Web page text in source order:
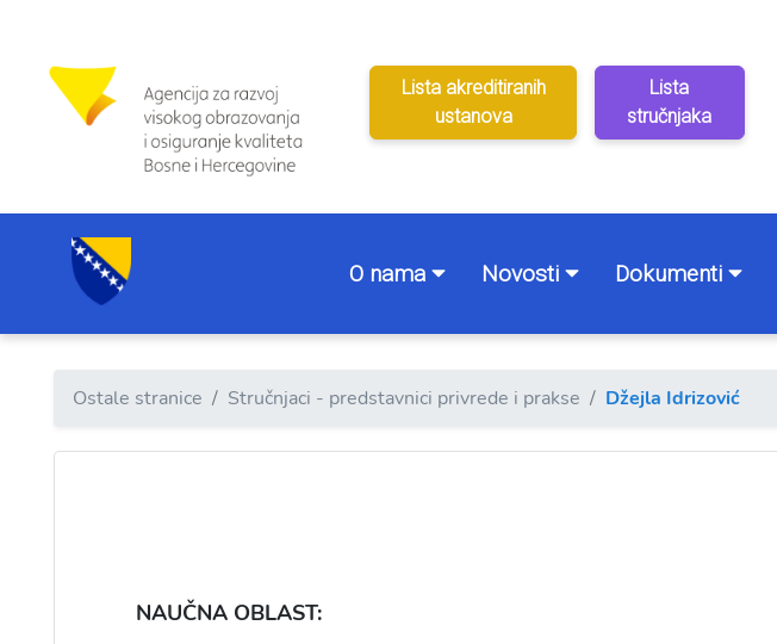
Lista akreditiranih
ustanova
Lista
stručnjaka
O nama Novosti Dokumenti
Ostale stranice Stručnjaci - predstavnici privrede i prakse Džejla Idrizović
NAUČNA OBLAST: